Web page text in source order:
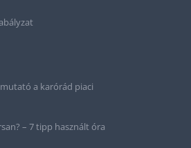
a karórád piaci
– 7 tipp használt óra